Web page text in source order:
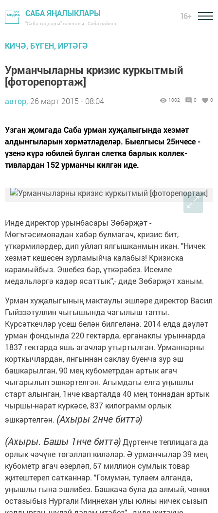
САБА ЯҢАЛЫКЛАРЫ
"Саба таңнары" газетасы - Саба районы
16+
КИЧӘ, БҮГЕН, ИРТӘГӘ
Урманчыларны кризис куркытмый
[фоторепортаж]
автор, 26 март 2015 - 08:04 1002 0 0
Узган җомгада Саба урман хуҗалыгында хез­мәт
алдынгыларын хөрмәтлә­деләр. Быелгысы 25нчесе -
үзенә күрә юбилей булган слетка бар­лык коллек­
тивлардан­ 152 урманчы килгән иде.
Инде директор урынбасары Зөбәр­җәт­ ­
Мөгътәсимовадан хә­бәр булмагач, кризис бит,
үткәрмиләр­дер,­ ­дип уйлап ялгышканмын икән.­ "Ничек
хезмәт кешесен зурламыйча калабыз! Кризис­ка
карамыйбыз. Эшебез бар, үткәрәбез. Исемле
медальләргә кадәр ясаттык",- диде Зөбәрҗәт ханым.
Урман хуҗалыгының мактаулы эшләре директор Васил
Гыйззәтуллин чыгышында чагылыш тапты.
Күрсәткечләр үсеш белән билгеләнә. 2014 елда дәүләт
урман фондында 220 гектарда, ерганаклы урыннарда
1837 гектарда яшь агачлар утыртылган. Урманнарны
корткычлар­дан, янгыннан саклау буенча зур эш
башкарылган, 90 мең кубометрдан артык агач
чыгарылып эшкәртелгән. Агымдагы елга уңышлы
старт алынган, 1нче кварталда 40 мең тоннадан артык
чыршы-нарат күркәсе, 837 килограмм орлык
эшкәртелгән. (Ахыры 2нче биттә)
(Ахыры. Башы 1нче биттә)Дүртенче теплицага да
орлык чәчүне төгәлләп киләләр. Ә урманчылар 39 мең
кубометр агач әзерләп, 57 миллион сумлык товар
җитештереп сатканнар. "Гомумән, тулаем алганда,
уңышлы гына эшлибез. Башкача була да алмый, чөнки
остазыбыз Нургали Миңнехан улы юлны ничек сызып